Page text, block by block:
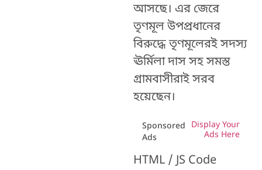
আসছে। এর জেরে
তৃণমূল উপপ্রধানের
বিরুদ্ধে তৃণমূলেরই সদস্য
ঊর্মিলা দাস সহ সমস্ত
গ্রামবাসীরাই সরব
হয়েছেন।
Sponsored
Ads
Display Your
Ads Here
HTML / JS Code